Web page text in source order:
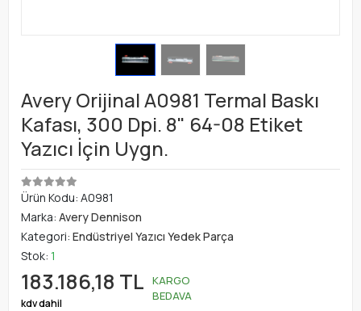
Avery Orijinal A0981 Termal Baskı
Kafası, 300 Dpi. 8" 64-08 Etiket
Yazıcı İçin Uygn.
Ürün Kodu: A0981
Marka: Avery Dennison
Kategori: Endüstriyel Yazıcı Yedek Parça
Stok: 1
183.186,18 TL
kdv dahil
KARGO
BEDAVA